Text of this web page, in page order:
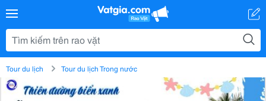
Tour du lịch Tour du lịch Trong nước